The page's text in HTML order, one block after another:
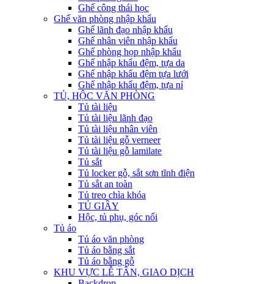
Ghế công thái học
Ghế văn phòng nhập khẩu
Ghế lãnh đạo nhập khẩu
Ghế nhân viên nhập khẩu
Ghế phòng họp nhập khẩu
Ghế nhập khẩu đệm, tựa da
Ghế nhập khẩu đệm tựa lưới
Ghế nhập khẩu đệm, tựa nỉ
TỦ, HỘC VĂN PHÒNG
Tủ tài liệu
Tủ tài liệu lãnh đạo
Tủ tài liệu nhân viên
Tủ tài liệu gỗ verneer
Tủ tài liệu gỗ lamilate
Tủ sắt
Tủ locker gỗ, sắt sơn tĩnh điện
Tủ sắt an toàn
Tủ treo chìa khóa
TỦ GIẦY
Hộc, tủ phụ, góc nối
Tủ áo
Tủ áo văn phòng
Tủ áo bằng sắt
Tủ áo bằng gỗ
KHU VỰC LỄ TÂN, GIAO DỊCH